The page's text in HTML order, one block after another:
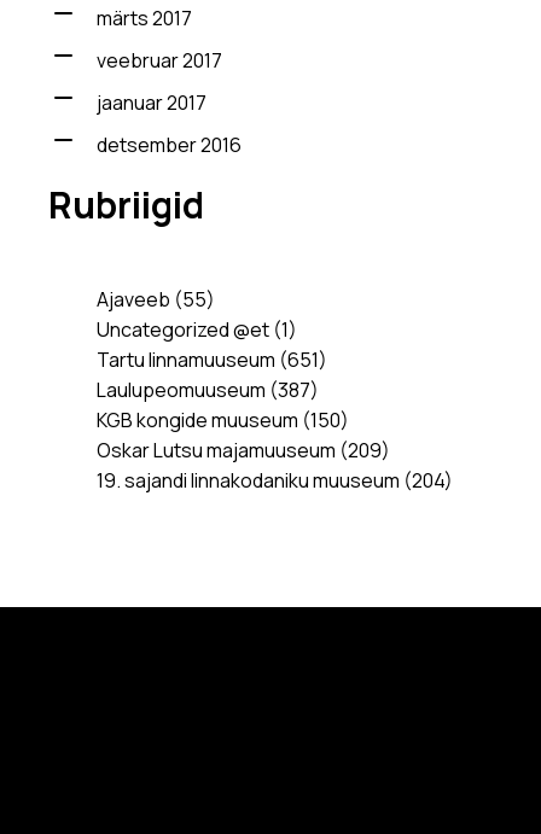
märts 2017
veebruar 2017
jaanuar 2017
detsember 2016
Rubriigid
Ajaveeb (55)
Uncategorized @et (1)
Tartu linnamuuseum (651)
Laulupeomuuseum (387)
KGB kongide muuseum (150)
Oskar Lutsu majamuuseum (209)
19. sajandi linnakodaniku muuseum (204)